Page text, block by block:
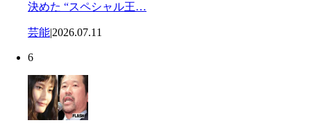
決めた “スペシャル王…
芸能|2026.07.11
6